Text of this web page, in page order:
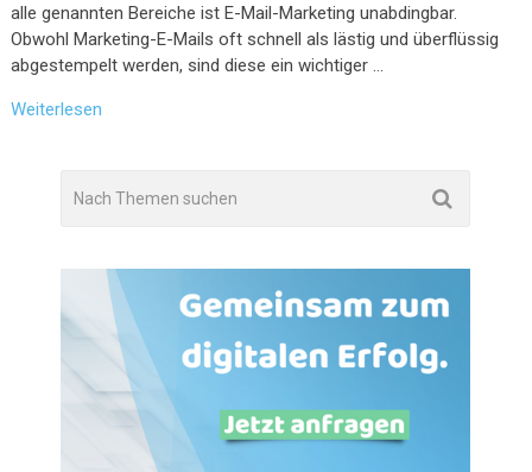
alle genannten Bereiche ist E-Mail-Marketing unabdingbar.
Obwohl Marketing-E-Mails oft schnell als lästig und überflüssig
abgestempelt werden, sind diese ein wichtiger …
Weiterlesen